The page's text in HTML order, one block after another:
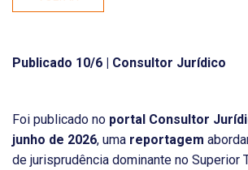
Publicado 10/6 | Consultor Jurídico
Foi publicado no portal Consultor
junho de 2026, uma reportagem
de jurisprudência dominante no Superior